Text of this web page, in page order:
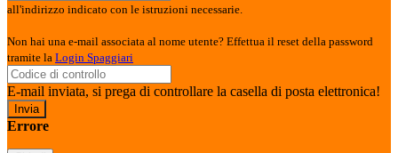
all'indirizzo indicato con le istruzioni necessarie.
Non hai una e-mail associata al nome utente? Effettua il reset della password
tramite la Login Spaggiari
E-mail inviata, si prega di controllare la casella di posta elettronica!
Errore